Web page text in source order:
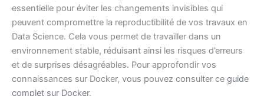
essentielle pour éviter les changements invisibles qui
peuvent compromettre la reproductibilité de vos travaux en
Data Science. Cela vous permet de travailler dans un
environnement stable, réduisant ainsi les risques d’erreurs
et de surprises désagréables. Pour approfondir vos
connaissances sur Docker, vous pouvez consulter ce guide
complet sur Docker.